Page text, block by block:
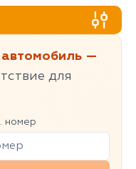
—
для
номер